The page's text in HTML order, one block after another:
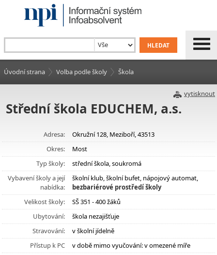
Úvodní strana Volba podle školy Škola
vytisknout
Střední škola EDUCHEM, a.s.
Adresa:
Okružní 128, Meziboří, 43513
Okres:
Most
Typ školy:
střední škola, soukromá
Vybavení školy a její
nabídka:
školní klub, školní bufet, nápojový automat,
bezbariérové prostředí školy
Velikost školy:
SŠ 351 - 400 žáků
Ubytování:
škola nezajišťuje
Stravování:
v školní jídelně
Přístup k PC
v době mimo vyučování: v omezené míře